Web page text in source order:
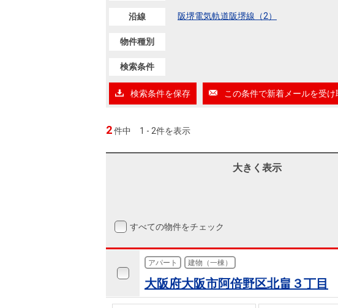
住まいと暮らしの税金の本（電子ブック）
住まいと暮らしの税金の本（電子ブック）
沿線 阪堺電気軌道阪堺線（2）
物件種別
検索条件
検索条件を保存 この条件で新着メールを受け
2件中 1 - 2件を表示
大きく表示
すべての物件をチェック
アパート 建物（一棟）
大阪府大阪市阿倍野区北畠３丁目